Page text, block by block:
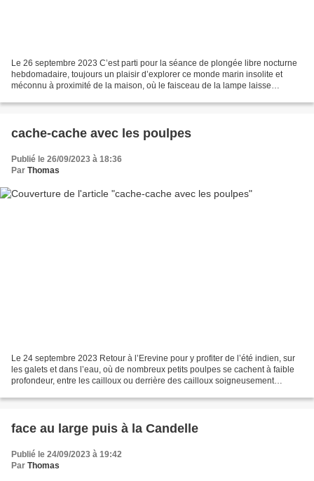
Le 26 septembre 2023 C’est parti pour la séance de plongée libre nocturne
hebdomadaire, toujours un plaisir d’explorer ce monde marin insolite et
méconnu à proximité de la maison, où le faisceau de la lampe laisse
cache-cache avec les poulpes
Publié le 26/09/2023 à 18:36
Par Thomas
Le 24 septembre 2023 Retour à l’Erevine pour y profiter de l’été indien, sur
les galets et dans l’eau, où de nombreux petits poulpes se cachent à faible
profondeur, entre les cailloux ou derrière des cailloux soigneusement
face au large puis à la Candelle
Publié le 24/09/2023 à 19:42
Par Thomas